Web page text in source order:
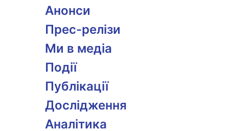
Анонси
Прес-релізи
Ми в медіа
Події
Публікації
Дослідження
Аналітика